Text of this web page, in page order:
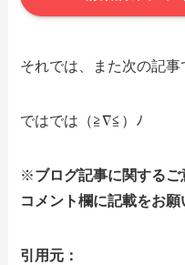
それでは、また次の記事
ではでは（≧∇≦）ﾉ
※ブログ記事に関する
コメント欄に記載をお願
引用元：